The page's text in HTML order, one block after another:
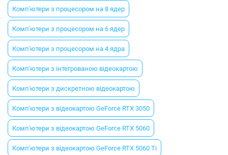
Комп'ютери з процесором на 8 ядер
Комп'ютери з процесором на 6 ядер
Комп'ютери з процесором на 4 ядра
Комп'ютери з інтегрованою відеокартою
Комп'ютери з дискретною відеокартою
Комп'ютери з відеокартою GeForce RTX 3050
Комп'ютери з відеокартою GeForce RTX 5060
Комп'ютери з відеокартою GeForce RTX 5060 Ti